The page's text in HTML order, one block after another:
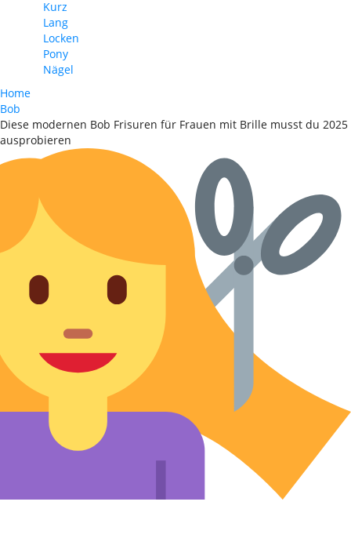
Kurz
Lang
Locken
Pony
Nägel
Home
Bob
Diese modernen Bob Frisuren für Frauen mit Brille musst du 2025
ausprobieren